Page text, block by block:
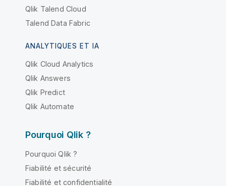
Qlik Talend Cloud
Talend Data Fabric
ANALYTIQUES ET IA
Qlik Cloud Analytics
Qlik Answers
Qlik Predict
Qlik Automate
Pourquoi Qlik ?
Pourquoi Qlik ?
Fiabilité et sécurité
Fiabilité et confidentialité